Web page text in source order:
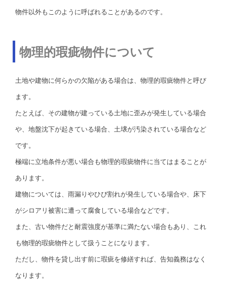
物件以外もこのように呼ばれることがあるのです。
物理的瑕疵物件について
土地や建物に何らかの欠陥がある場合は、物理的瑕疵物件と呼び
ます。
たとえば、その建物が建っている土地に歪みが発生している場合
や、地盤沈下が起きている場合、土壌が汚染されている場合など
です。
極端に立地条件が悪い場合も物理的瑕疵物件に当てはまることが
あります。
建物については、雨漏りやひび割れが発生している場合や、床下
がシロアリ被害に遭って腐食している場合などです。
また、古い物件だと耐震強度が基準に満たない場合もあり、これ
も物理的瑕疵物件として扱うことになります。
ただし、物件を貸し出す前に瑕疵を修繕すれば、告知義務はなく
なります。